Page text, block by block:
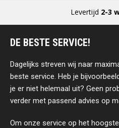
Levertijd 2-3
DE BESTE SERVICE!
Dagelijks streven wij naar
beste service. Heb je
je er niet helemaal uit? Geen
verder met passend advies op
Om onze service op het